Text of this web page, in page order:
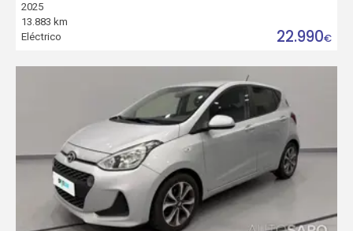
2025
13.883 km
Eléctrico
22.990€